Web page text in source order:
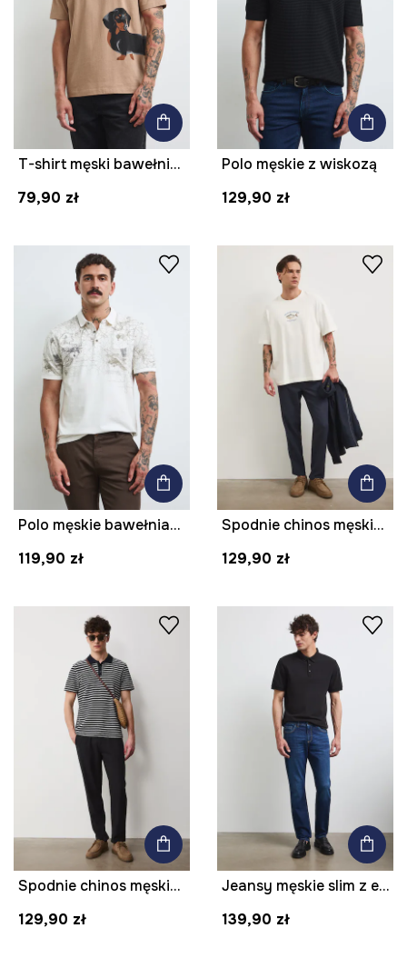
T-shirt męski bawełniany z motywem zwierzęcym
79,90 zł
Polo męskie z wiskozą
129,90 zł
Polo męskie bawełniane z elastanem
119,90 zł
Spodnie chinos męskie z lnem
129,90 zł
Spodnie chinos męskie z lnem
129,90 zł
Jeansy męskie slim z efektem sprania
139,90 zł